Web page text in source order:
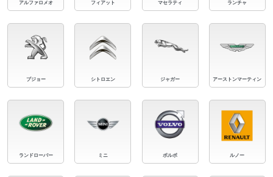
アルファロメオ フィアット マセラティ ランチャ
プジョー シトロエン ジャガー アーストンマーティン
ランドローバー ミニ ボルボ ルノー